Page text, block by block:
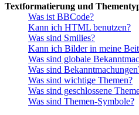
Textformatierung und
Was ist BBCode?
Kann ich HTML benutzen?
Was sind Smilies?
Kann ich Bilder in meine
Was sind globale
Was sind
Was sind wichtige Themen?
Was sind geschlossene
Was sind Themen-Symbole?